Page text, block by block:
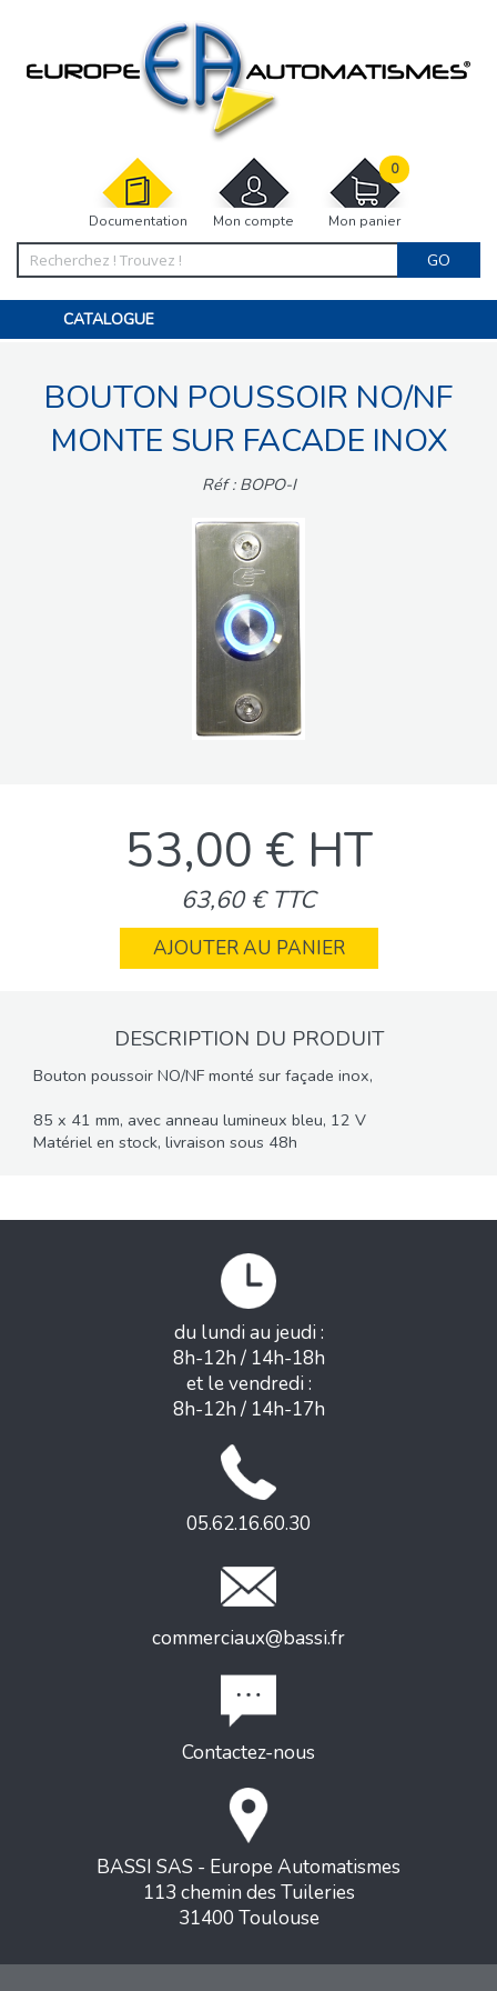
Documentation Mon compte Mon panier
0
GO
CATALOGUE
MOTORISATIONS
ACCESSOIRES ET ELECTRONIQUES
INTERPHONES VISIOPHONES
BOUTON POUSSOIR NO/NF
MONTE SUR FACADE INOX
Réf : BOPO-I
53,00 € HT
63,60 € TTC
AJOUTER AU PANIER
DESCRIPTION DU PRODUIT
Bouton poussoir NO/NF monté sur façade inox,
85 x 41 mm, avec anneau lumineux bleu, 12 V
Matériel en stock, livraison sous 48h
du lundi au jeudi :
8h-12h / 14h-18h
et le vendredi :
8h-12h / 14h-17h
05.62.16.60.30
commerciaux@bassi.fr
Contactez-nous
BASSI SAS - Europe Automatismes
113 chemin des Tuileries
31400 Toulouse